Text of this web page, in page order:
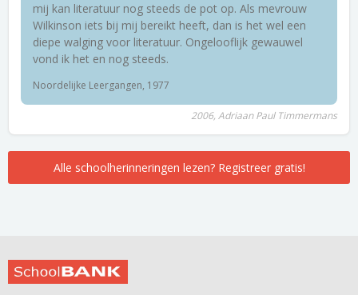
mij kan literatuur nog steeds de pot op. Als mevrouw
Wilkinson iets bij mij bereikt heeft, dan is het wel een
diepe walging voor literatuur. Ongelooflijk gewauwel
vond ik het en nog steeds.
Noordelijke Leergangen, 1977
2006, Adriaan Paul Timmermans
Alle schoolherinneringen lezen? Registreer gratis!